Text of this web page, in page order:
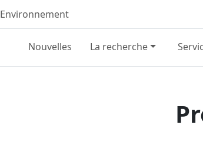
Environnement
Nouvelles La recherche